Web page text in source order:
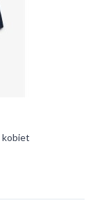
kobiet